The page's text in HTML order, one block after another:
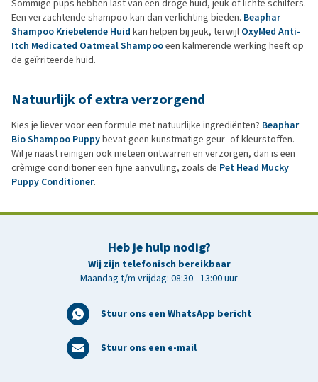
Sommige pups hebben last van een droge huid, jeuk of lichte schilfers.
Een verzachtende shampoo kan dan verlichting bieden. Beaphar
Shampoo Kriebelende Huid kan helpen bij jeuk, terwijl OxyMed Anti-
Itch Medicated Oatmeal Shampooeen kalmerende werking heeft op
de geïrriteerde huid.
Natuurlijk of extra verzorgend
Kies je liever voor een formule met natuurlijke ingrediënten? Beaphar
Bio Shampoo Puppybevat geen kunstmatige geur- of kleurstoffen.
Wil je naast reinigen ook meteen ontwarren en verzorgen, dan is een
crèmige conditioner een fijne aanvulling, zoals de Pet Head Mucky
Puppy Conditioner.
Heb je hulp nodig?
Wij zijn telefonisch bereikbaar
Maandag t/m vrijdag: 08:30 - 13:00 uur
Stuur ons een WhatsApp bericht
Stuur ons een e-mail